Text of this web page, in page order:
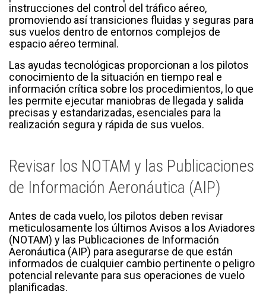
instrucciones del control del tráfico aéreo,
promoviendo así transiciones fluidas y seguras para
sus vuelos dentro de entornos complejos de
espacio aéreo terminal.
Las ayudas tecnológicas proporcionan a los pilotos
conocimiento de la situación en tiempo real e
información crítica sobre los procedimientos, lo que
les permite ejecutar maniobras de llegada y salida
precisas y estandarizadas, esenciales para la
realización segura y rápida de sus vuelos.
Revisar los NOTAM y las Publicaciones
de Información Aeronáutica (AIP)
Antes de cada vuelo, los pilotos deben revisar
meticulosamente los últimos Avisos a los Aviadores
(NOTAM) y las Publicaciones de Información
Aeronáutica (AIP) para asegurarse de que están
informados de cualquier cambio pertinente o peligro
potencial relevante para sus operaciones de vuelo
planificadas.